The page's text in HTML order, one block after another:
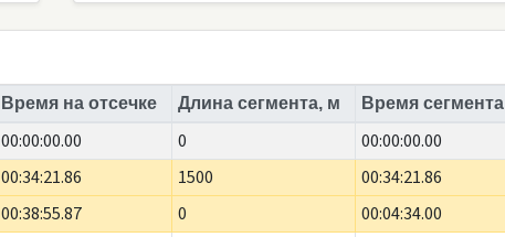
Время на отсечке Длина сегмента, м Время сегмента
00:00:00.00 0 00:00:00.00
00:34:21.86 1500 00:34:21.86
00:38:55.87 0 00:04:34.00